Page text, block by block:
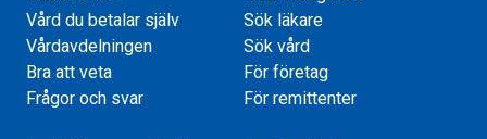
Vård du betalar själv
Vårdavdelningen
Bra att veta
Frågor och svar
Sök läkare
Sök vård
För företag
För remittenter